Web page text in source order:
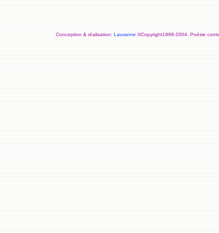
Conception & réalisation: Lauranne ©Copyright1999-2004. Poésie